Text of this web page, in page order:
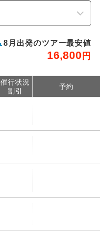
8 月出発のツアー最安値
16,800 円
催行状況
割引
予約